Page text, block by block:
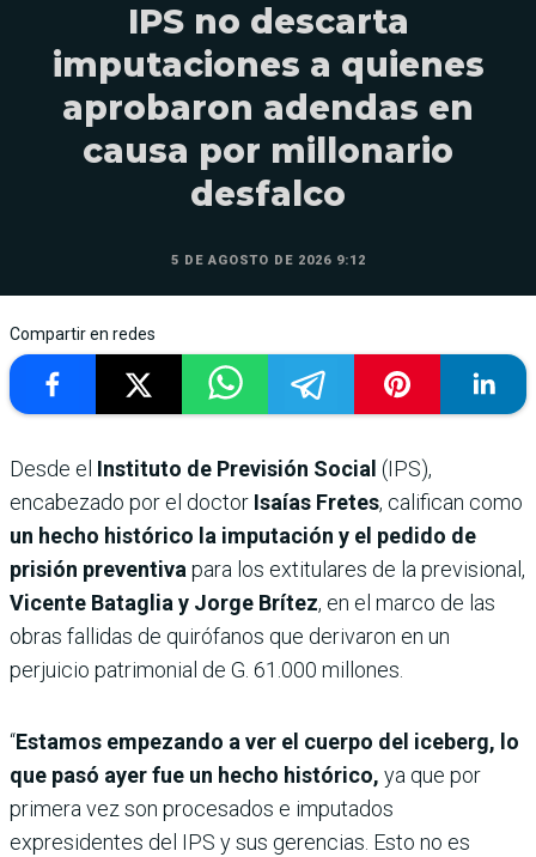
IPS no descarta
imputaciones a quienes
aprobaron adendas en
causa por millonario
desfalco
5 DE AGOSTO DE 2026 9:12
Compartir en redes
Desde el Instituto de Previsión Social (IPS),
encabezado por el doctor Isaías Fretes, califican como
un hecho histórico la imputación y el pedido de
prisión preventiva para los extitulares de la previsional,
Vicente Bataglia y Jorge Brítez, en el marco de las
obras fallidas de quirófanos que derivaron en un
perjuicio patrimonial de G. 61.000 millones.
“Estamos empezando a ver el cuerpo del iceberg, lo
que pasó ayer fue un hecho histórico, ya que por
primera vez son procesados e imputados
expresidentes del IPS y sus gerencias. Esto no es